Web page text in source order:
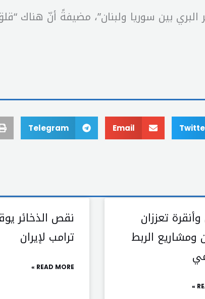
البري بين سوريا ولبنان”، مضيفةً أنّ هناك
Email
Telegram
تعززان
ومشاريع الربط
نقص الذخائر
ترامب لإيران
READ MORE »